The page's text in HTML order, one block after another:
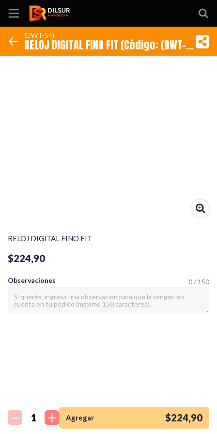
Inicio
tienda así para mi
emprendimiento!
(DWT-54)
RELOJ DIGITAL FINO FIT (Código: (DWT-
54))
RELOJ DIGITAL FINO FIT
$224,90
Observaciones 0 / 150
Agregar $224,90